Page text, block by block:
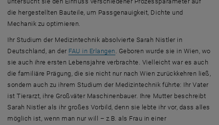
die hergestellten Bauteile, um Passgenauigkeit, Dichte und
Mechanik zu optimieren.
Ihr Studium der Medizintechnik absolvierte Sarah Nistler in
Deutschland, an der FAU in Erlangen , öffnet eine externe URL in einem
. Geboren wurde sie in Wien, wo
sie auch ihre ersten Lebensjahre verbrachte. Vielleicht war es auch
die familiäre Prägung, die sie nicht nur nach Wien zurückkehren ließ,
sondern auch zu ihrem Studium der Medizintechnik führte: Ihr Vater
ist Tierarzt, ihre Großväter Maschinenbauer. Ihre Mutter beschreibt
Sarah Nistler als ihr großes Vorbild, denn sie lebte ihr vor, dass alles
möglich ist, wenn man nur will – z.B. als Frau in einer